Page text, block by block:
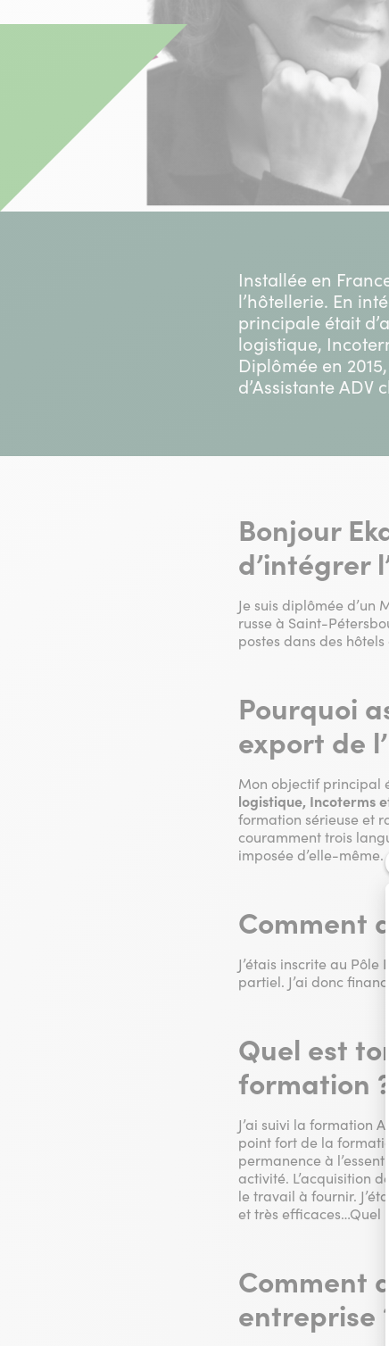
Installée en
l’hôtellerie. En
principale était
logistique,
Diplômée en
d’Assistante
Bonjour
d’intégrer
Je suis diplômée d’un
russe à Saint-
postes dans des hôtels
Pourquoi
export de
Mon objectif principal
logistique, Incoterms
formation sérieuse et
couramment trois
imposée d’elle-même.
Comment
J’étais inscrite au
partiel. J’ai donc
Quel est
formation ?
J’ai suivi la formation
point fort de la
permanence à
activité. L’acquisition
le travail à fournir.
et très efficaces…Quel
Comment
entreprise ?